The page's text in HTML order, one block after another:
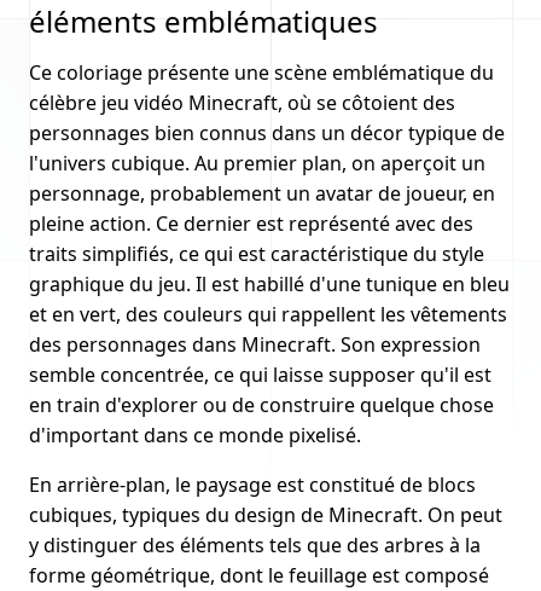
éléments emblématiques
Ce coloriage présente une scène emblématique du
célèbre jeu vidéo Minecraft, où se côtoient des
personnages bien connus dans un décor typique de
l'univers cubique. Au premier plan, on aperçoit un
personnage, probablement un avatar de joueur, en
pleine action. Ce dernier est représenté avec des
traits simplifiés, ce qui est caractéristique du style
graphique du jeu. Il est habillé d'une tunique en bleu
et en vert, des couleurs qui rappellent les vêtements
des personnages dans Minecraft. Son expression
semble concentrée, ce qui laisse supposer qu'il est
en train d'explorer ou de construire quelque chose
d'important dans ce monde pixelisé.
En arrière-plan, le paysage est constitué de blocs
cubiques, typiques du design de Minecraft. On peut
y distinguer des éléments tels que des arbres à la
forme géométrique, dont le feuillage est composé